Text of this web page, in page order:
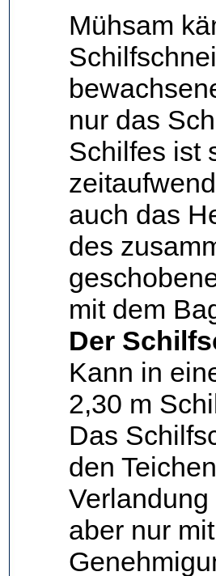
Mühsam
nur das
Schilfes ist
auch das
des
mit dem
Der
Kann in
2,30 m
Das
den
aber nur mit